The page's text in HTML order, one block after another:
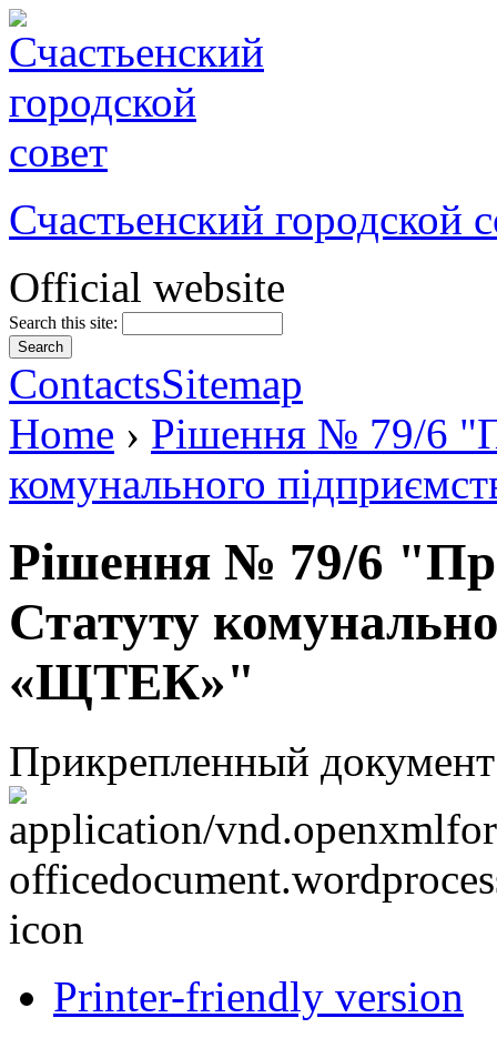
Счастьенский городской
Official website
Search this site:
ContactsSitemap
Home › Рішення № 79/6
комунального
Рішення № 79/6
Статуту
«ЩТЕК»"
Прикрепленный
Printer-friendly version